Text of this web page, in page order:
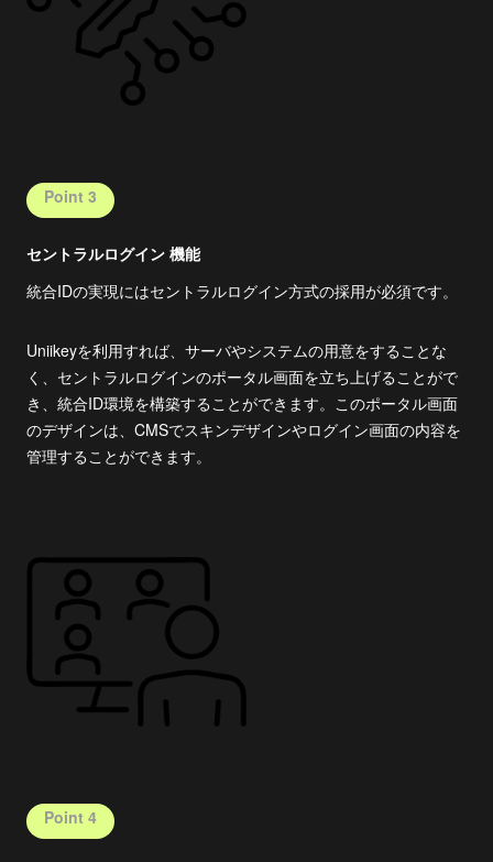
Point 3
セントラルログイン 機能
統合IDの実現にはセントラルログイン方式の採用が必須です。
Uniikeyを利用すれば、サーバやシステムの用意をすることな
く、セントラルログインのポータル画面を立ち上げることがで
き、統合ID環境を構築することができます。このポータル画面
のデザインは、CMSでスキンデザインやログイン画面の内容を
管理することができます。
Point 4